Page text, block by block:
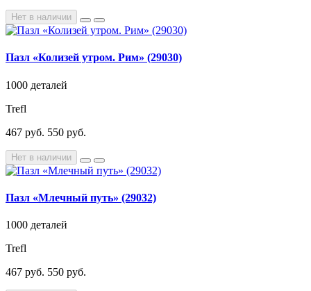
Нет в наличии
Пазл «Колизей утром. Рим» (29030)
1000 деталей
Trefl
467 руб. 550 руб.
Нет в наличии
Пазл «Млечный путь» (29032)
1000 деталей
Trefl
467 руб. 550 руб.